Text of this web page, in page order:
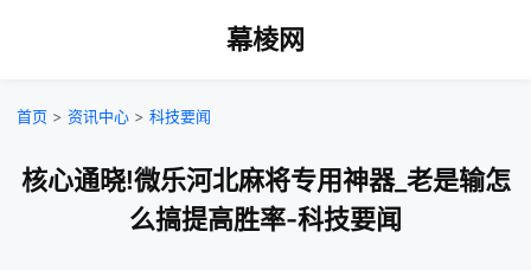
幕棱网
首页 > 资讯中心 > 科技要闻
核心通晓!微乐河北麻将专用神器_老是输怎
么搞提高胜率-科技要闻